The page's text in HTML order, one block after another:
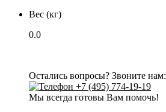
Вес (кг)
0.0
Остались вопросы? Звоните нам:
+7 (495) 774-19-19
Мы всегда готовы Вам помочь!